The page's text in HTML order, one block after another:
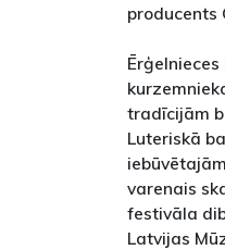
producents
tradīcijām
Luteriskā
varenais
festivāla
Latvijas